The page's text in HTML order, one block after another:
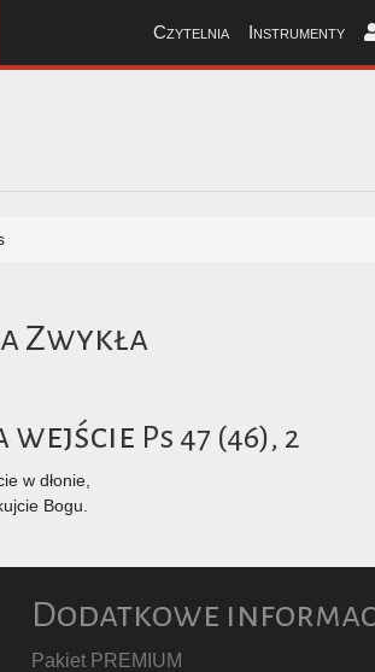
Czytelnia Instrumenty
Zwykła
wejście Ps 47 (46), 2
w dłonie,
Bogu.
Dodatkowe
Pakiet PREMIUM